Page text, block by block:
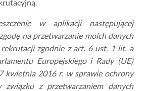
w aplikacji następującej
na przetwarzanie moich danych
zgodnie z art. 6 ust. 1 lit. a
Europejskiego i Rady (UE)
kwietnia 2016 r. w sprawie ochrony
związku z przetwarzaniem danych